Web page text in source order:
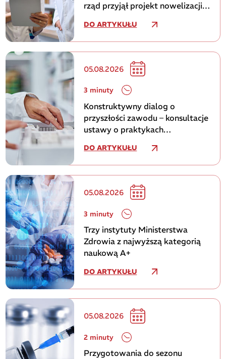
rząd przyjął projekt nowelizacji
DO ARTYKUŁU
05.08.2026
3 minuty
Konstruktywny dialog o
przyszłości zawodu – konsultacje
ustawy o praktykach
NIA
DO ARTYKUŁU
05.08.2026
3 minuty
Trzy instytuty Ministerstwa
Zdrowia z najwyższą kategorią
naukową A+
DO ARTYKUŁU
05.08.2026
2 minuty
Przygotowania do sezonu